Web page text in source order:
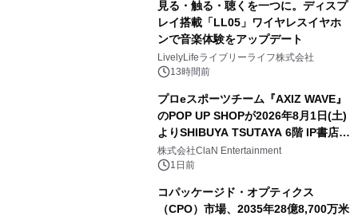
見る・触る・聴くを一つに。ディスプ
レイ搭載「LL05」ワイヤレスイヤホ
ンで音楽体験をアップデート
LivelyLifeライブリーライフ株式会社
13時間前
プロeスポーツチーム『AXIZ WAVE』
のPOP UP SHOPが2026年8月1日(土)
よりSHIBUYA TSUTAYA 6階 IP書店で
開催決定！！
株式会社ClaN Entertainment
1日前
コパッケージド・オプティクス
（CPO）市場、2035年28億8,700万米